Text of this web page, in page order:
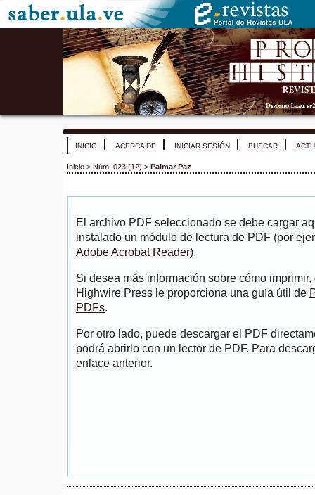
INICIO ACERCA DE INICIAR SESIÓN BUSCAR
Inicio > Núm. 023 (12) > Palmar Paz
El archivo PDF seleccionado se debe cargar
instalado un módulo de lectura de PDF (por
Adobe Acrobat Reader).
Si desea más información sobre cómo
Highwire Press le proporciona una guía útil de
PDFs.
Por otro lado, puede descargar el PDF
podrá abrirlo con un lector de PDF. Para
enlace anterior.